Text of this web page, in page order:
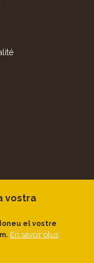
vostra
el vostre
En savoir plus